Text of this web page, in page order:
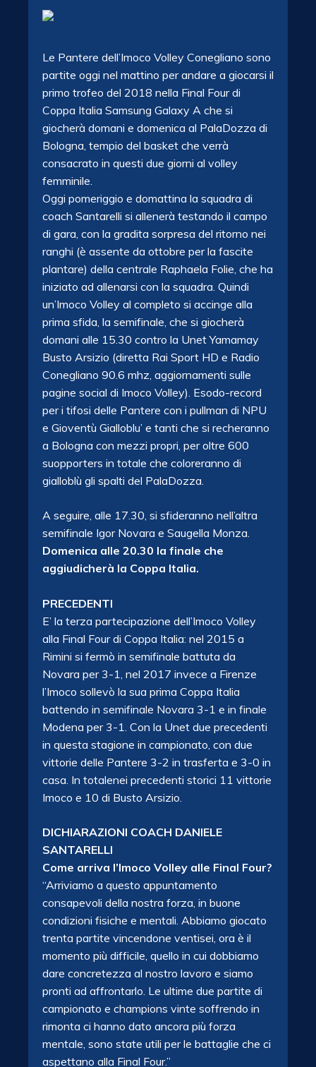
Le Pantere dell’Imoco Volley Conegliano sono
partite oggi nel mattino per andare a giocarsi il
primo trofeo del 2018 nella Final Four di
Coppa Italia Samsung Galaxy A che si
giocherà domani e domenica al PalaDozza di
Bologna, tempio del basket che verrà
consacrato in questi due giorni al volley
femminile.
Oggi pomeriggio e domattina la squadra di
coach Santarelli si allenerà testando il campo
di gara, con la gradita sorpresa del ritorno nei
ranghi (è assente da ottobre per la fascite
plantare) della centrale Raphaela Folie, che ha
iniziato ad allenarsi con la squadra. Quindi
un’Imoco Volley al completo si accinge alla
prima sfida, la semifinale, che si giocherà
domani alle 15.30 contro la Unet Yamamay
Busto Arsizio (diretta Rai Sport HD e Radio
Conegliano 90.6 mhz, aggiornamenti sulle
pagine social di Imoco Volley). Esodo-record
per i tifosi delle Pantere con i pullman di NPU
e Gioventù Gialloblu’ e tanti che si recheranno
a Bologna con mezzi propri, per oltre 600
suopporters in totale che coloreranno di
gialloblù gli spalti del PalaDozza.
A seguire, alle 17.30, si sfideranno nell’altra
semifinale Igor Novara e Saugella Monza.
Domenica alle 20.30 la finale che
aggiudicherà la Coppa Italia.
PRECEDENTI
E’ la terza partecipazione dell’Imoco Volley
alla Final Four di Coppa Italia: nel 2015 a
Rimini si fermò in semifinale battuta da
Novara per 3-1, nel 2017 invece a Firenze
l’Imoco sollevò la sua prima Coppa Italia
battendo in semifinale Novara 3-1 e in finale
Modena per 3-1. Con la Unet due precedenti
in questa stagione in campionato, con due
vittorie delle Pantere 3-2 in trasferta e 3-0 in
casa. In totalenei precedenti storici 11 vittorie
Imoco e 10 di Busto Arsizio.
DICHIARAZIONI COACH DANIELE
SANTARELLI
Come arriva l’Imoco Volley alle Final Four?
“Arriviamo a questo appuntamento
consapevoli della nostra forza, in buone
condizioni fisiche e mentali. Abbiamo giocato
trenta partite vincendone ventisei, ora è il
momento più difficile, quello in cui dobbiamo
dare concretezza al nostro lavoro e siamo
pronti ad affrontarlo. Le ultime due partite di
campionato e champions vinte soffrendo in
rimonta ci hanno dato ancora più forza
mentale, sono state utili per le battaglie che ci
aspettano alla Final Four.”